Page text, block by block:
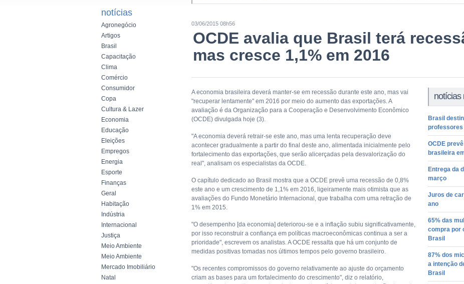
notícias
Agronegócio
Artigos
Brasil
Capacitação
Clima
Comércio
Consumidor
Copa
Cultura & Lazer
Economia
Educação
Eleições
Empregos
Energia
Esporte
Finanças
Geral
Habitação
Indústria
Internacional
Justiça
Meio Ambiente
Meio Ambiente
Mercado Imobiliário
Natal
03/06/2015 08h56
OCDE avalia que Brasil terá
mas cresce 1,1% em 2016
notícias
Brasil
professores
OCDE
brasileira
Entrega da
março
Juros de
ano
65% das
compra por
Brasil
87% dos
a intenção
Brasil
A economia brasileira deverá manter-se em recessão durante este ano, mas vai
"recuperar lentamente" em 2016 por meio do aumento das exportações. A
avaliação é da Organização para a Cooperação e Desenvolvimento Econômico
(OCDE) divulgada hoje (3).
"A economia deverá retrair-se este ano, mas uma lenta recuperação deve
acontecer gradualmente a partir do final deste ano, alimentada inicialmente pelo
fortalecimento das exportações, que serão alicerçadas pela desvalorização do
real", analisam os especialistas da OCDE.
O capítulo dedicado ao Brasil mostra que a OCDE prevê uma recessão de 0,8%
este ano e um crescimento de 1,1% em 2016, ligeiramente mais otimista que as
avaliações do Fundo Monetário Internacional, que trabalha com uma retração de
1% em 2015.
"O desempenho [da economia] deteriorou-se e a inflação subiu significativamente,
por isso reconstruir a confiança em políticas macroeconômicas continua a ser a
prioridade", escrevem os analistas. A OCDE ressalta que há um conjunto de
medidas positivas tomadas nos últimos tempos pelo governo brasileiro.
"Os recentes compromissos do governo relativamente ao ajuste do orçamento
criam as bases para um fortalecimento do crescimento", diz o relatório,